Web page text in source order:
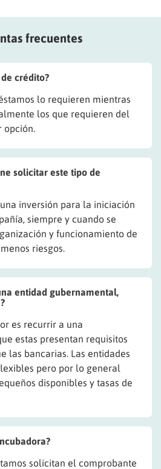
frecuentes
crédito?
lo requieren mientras
los que requieren del
opción.
solicitar este tipo de
inversión para la iniciación
siempre y cuando se
y funcionamiento de
riesgos.
entidad gubernamental,
es recurrir a una
estas presentan requisitos
las bancarias. Las entidades
pero por lo general
disponibles y tasas de
solicitan el comprobante